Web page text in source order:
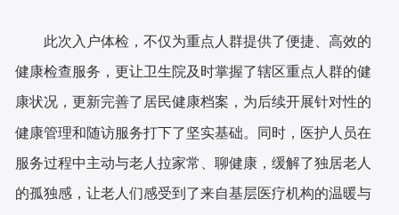
此次入户体检，不仅为重点人群提供了便捷、高效的
健康检查服务，更让卫生院及时掌握了辖区重点人群的健
康状况，更新完善了居民健康档案，为后续开展针对性的
健康管理和随访服务打下了坚实基础。同时，医护人员在
服务过程中主动与老人拉家常、聊健康，缓解了独居老人
的孤独感，让老人们感受到了来自基层医疗机构的温暖与